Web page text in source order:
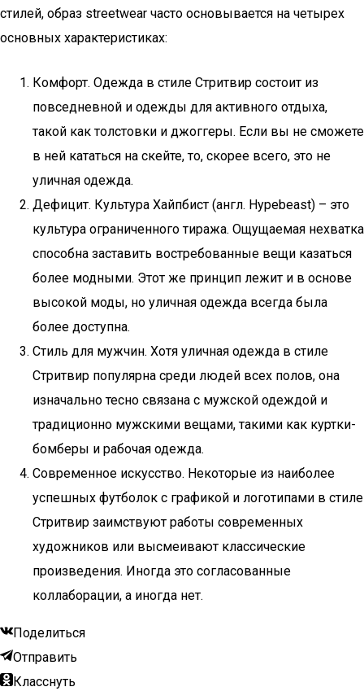
стилей, образ streetwear часто основывается на четырех
основных характеристиках:
Комфорт. Одежда в стиле Стритвир состоит из
повседневной и одежды для активного отдыха,
такой как толстовки и джоггеры. Если вы не сможете
в ней кататься на скейте, то, скорее всего, это не
уличная одежда.
Дефицит. Культура Хайпбист (англ. Hypebeast) – это
культура ограниченного тиража. Ощущаемая нехватка
способна заставить востребованные вещи казаться
более модными. Этот же принцип лежит и в основе
высокой моды, но уличная одежда всегда была
более доступна.
Стиль для мужчин. Хотя уличная одежда в стиле
Стритвир популярна среди людей всех полов, она
изначально тесно связана с мужской одеждой и
традиционно мужскими вещами, такими как куртки-
бомберы и рабочая одежда.
Современное искусство. Некоторые из наиболее
успешных футболок с графикой и логотипами в стиле
Стритвир заимствуют работы современных
художников или высмеивают классические
произведения. Иногда это согласованные
коллаборации, а иногда нет.
Поделиться
Отправить
Класснуть